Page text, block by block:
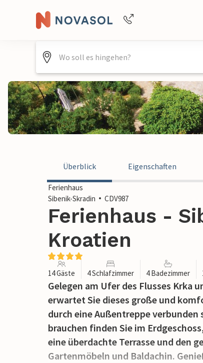
+4940688715475
Überblick Eigenschaften
Ferienhaus
Sibenik-Skradin
CDV987
Ferienhaus -
Kroatien
14 Gäste 4 Schlafzimmer 4 Badezimmer
Gelegen am Ufer des Flusses Krka
erwartet Sie dieses große und
durch eine Außentreppe verbunden
brauchen finden Sie im
eine überdachte Terrasse und den
Gartenmöbeln und Baldachin.